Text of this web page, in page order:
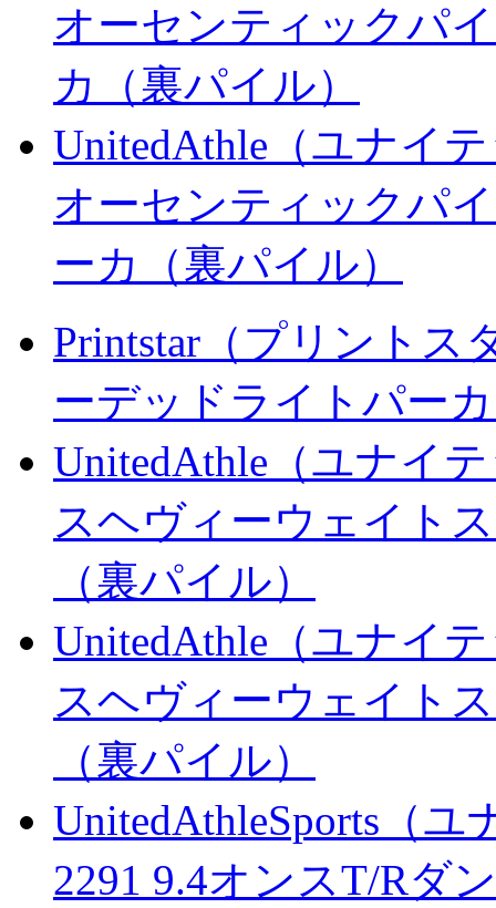
オーセンティックパ
カ（裏パイル）
UnitedAthle（ユナイ
オーセンティックパ
ーカ（裏パイル）
Printstar（プリント
ーデッドライトパー
UnitedAthle（ユナイ
スヘヴィーウェイト
（裏パイル）
UnitedAthle（ユナイ
スヘヴィーウェイト
（裏パイル）
UnitedAthleSports（
2291 9.4オンスT/Rダ